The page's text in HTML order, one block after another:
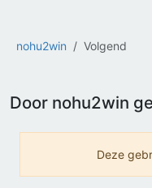
nohu2win Volgend
Door nohu2win
Deze